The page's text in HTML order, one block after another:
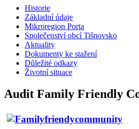
Historie
Základní údaje
Mikroregion Porta
Společenství obcí Tišnovsko
Aktuality
Dokumenty ke stažení
Důležité odkazy
Životní situace
Audit Family Friendly